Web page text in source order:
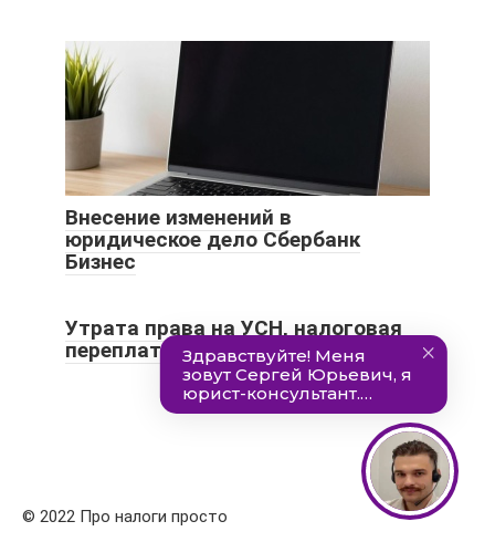
Внесение изменений в
юридическое дело Сбербанк
Бизнес
Утрата права на УСН, налоговая
переплата, присвоение ИНН
© 2022 Про налоги просто